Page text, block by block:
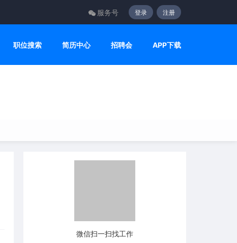
服务号 登录 注册
职位搜索 简历中心 招聘会 APP下载
微信扫一扫找工作